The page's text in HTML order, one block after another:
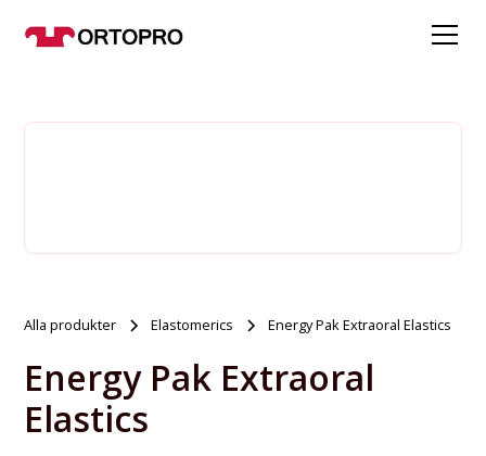
Alla produkter Elastomerics Energy Pak Extraoral Elastics
Energy Pak Extraoral
Elastics